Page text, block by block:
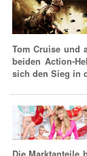
Tom Cruise und
beiden Action-
sich den Sieg in